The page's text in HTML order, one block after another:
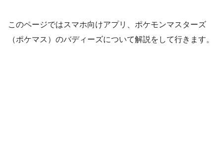
このページではスマホ向けアプリ、ポケモンマスターズ
（ポケマス）のバディーズについて解説をして行きます。